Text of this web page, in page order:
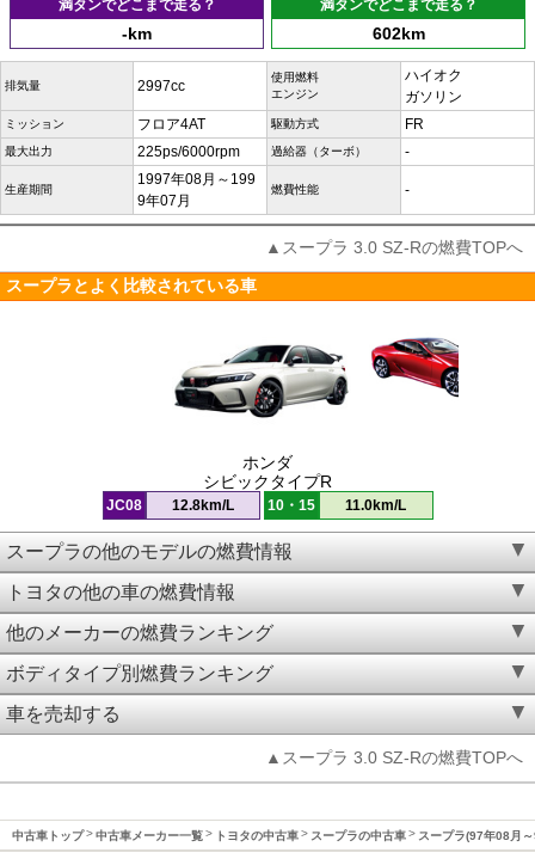
満タンでどこまで走る？
-km
満タンでどこまで走る？
602km
排気量 2997cc
使用燃料
エンジン
ハイオク
ガソリン
ミッション フロア4AT 駆動方式 FR
最大出力 225ps/6000rpm 過給器（ターボ） -
生産期間
1997年08月～199
9年07月
燃費性能 -
▲スープラ 3.0 SZ-Rの燃費TOPへ
スープラとよく比較されている車
ホンダ
シビックタイプR
JC08 12.8km/L 10・15 11.0km/L
スープラの他のモデルの燃費情報
トヨタの他の車の燃費情報
他のメーカーの燃費ランキング
ボディタイプ別燃費ランキング
車を売却する
▲スープラ 3.0 SZ-Rの燃費TOPへ
中古車トップ 中古車メーカー一覧 トヨタの中古車 スープラの中古車 スープラ(97年08月